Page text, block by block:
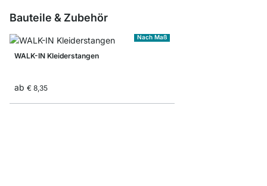
Bauteile & Zubehör
Nach Maß
WALK-IN Kleiderstangen
ab € 8,35